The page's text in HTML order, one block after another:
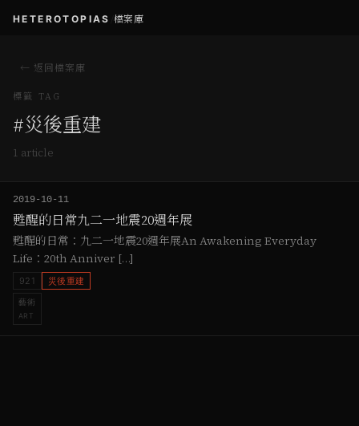
HETEROTOPIAS 檔案庫
← 返回檔案庫
標籤 TAG
#災後重建
1 article
2019-10-11
甦醒的日常九二一地震20週年展
甦醒的日常：九二一地震20週年展An Awakening Everyday
Life：20th Anniver […]
921 災後重建
藝術
ART